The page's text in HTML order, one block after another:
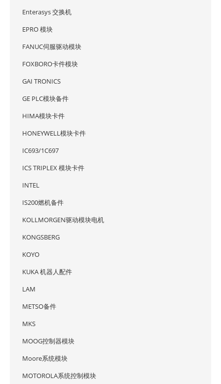
Enterasys 交换机
EPRO 模块
FANUC伺服驱动模块
FOXBORO卡件模块
GAI TRONICS
GE PLC模块备件
HIMA模块卡件
HONEYWELL模块卡件
IC693/1C697
ICS TRIPLEX 模块卡件
INTEL
IS200燃机备件
KOLLMORGEN驱动模块电机
KONGSBERG
KOYO
KUKA 机器人配件
LAM
METSO备件
MKS
MOOG控制器模块
Moore系统模块
MOTOROLA系统控制模块